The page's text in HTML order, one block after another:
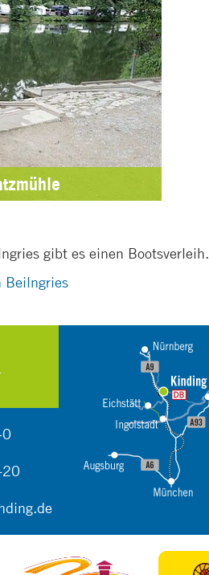
gibt es einen Bootsverleih.
Beilngries